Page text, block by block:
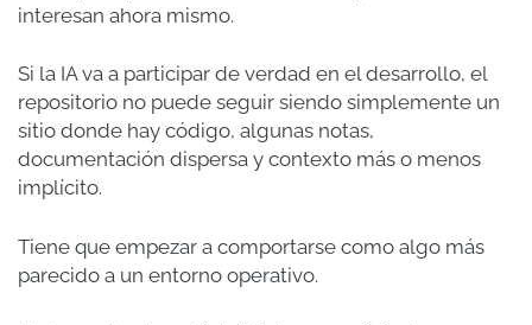
interesan ahora mismo.
Si la IA va a participar de verdad en el desarrollo, el
repositorio no puede seguir siendo simplemente un
sitio donde hay código, algunas notas,
documentación dispersa y contexto más o menos
implícito.
Tiene que empezar a comportarse como algo más
parecido a un entorno operativo.